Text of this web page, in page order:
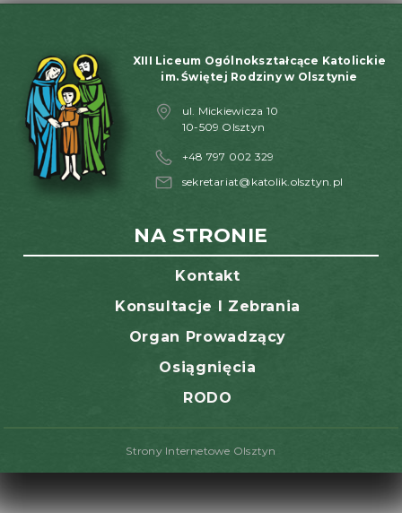
XIII Liceum Ogólnokształcące Katolickie
im. Świętej Rodziny w Olsztynie
ul. Mickiewicza 10
10-509 Olsztyn
+48 797 002 329
sekretariat@katolik.olsztyn.pl
NA STRONIE
Kontakt
Konsultacje I Zebrania
Organ Prowadzący
Osiągnięcia
RODO
Strony Internetowe Olsztyn